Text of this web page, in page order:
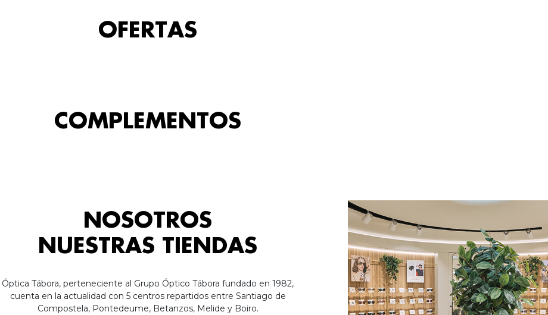
OFERTAS
COMPLEMENTOS
NOSOTROS
NUESTRAS TIENDAS
Óptica Tábora, perteneciente al Grupo Óptico Tábora fundado en 1982,
cuenta en la actualidad con 5 centros repartidos entre Santiago de
Compostela, Pontedeume, Betanzos, Melide y Boiro.